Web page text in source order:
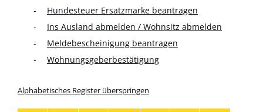
Hundesteuer Ersatzmarke beantragen
Ins Ausland abmelden / Wohnsitz abmelden
Meldebescheinigung beantragen
Wohnungsgeberbestätigung
Alphabetisches Register überspringen